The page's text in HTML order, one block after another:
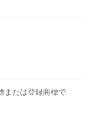
または登録商標で